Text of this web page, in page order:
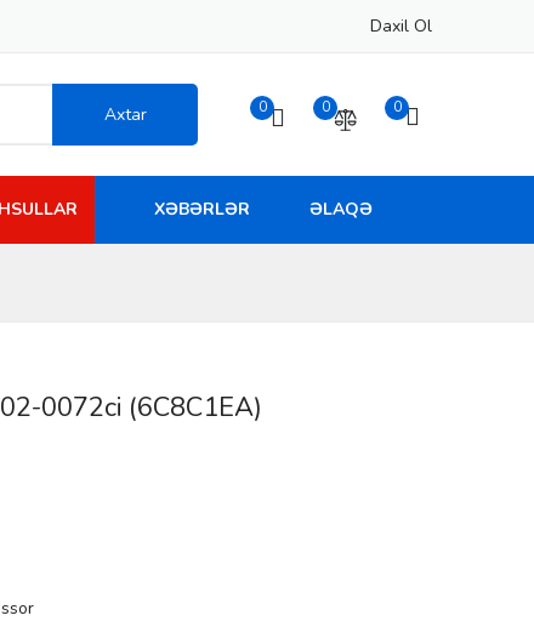
Daxil Ol
Axtar 0 0 0
XƏBƏRLƏR ƏLAQƏ
0072ci (6C8C1EA)